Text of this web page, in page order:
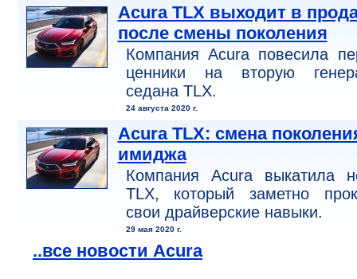
Acura TLX выходит в
после смены поколения
Компания Acura повесила
ценники на вторую
седана TLX.
24 августа 2020 г.
Acura TLX: смена
имиджа
Компания Acura выкатила
TLX, который заметно
свои драйверские навыки.
29 мая 2020 г.
..все новости Acura